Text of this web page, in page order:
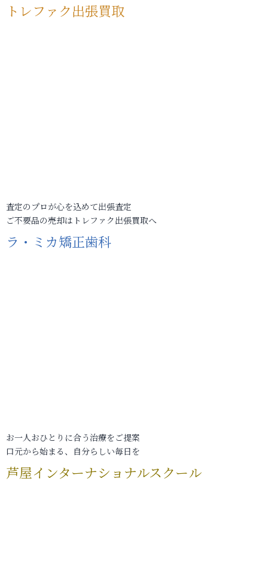
トレファク出張買取
査定のプロが心を込めて出張査定
ご不要品の売却はトレファク出張買取へ
ラ・ミカ矯正歯科
お一人おひとりに合う治療をご提案
口元から始まる、自分らしい毎日を
芦屋インターナショナルスクール